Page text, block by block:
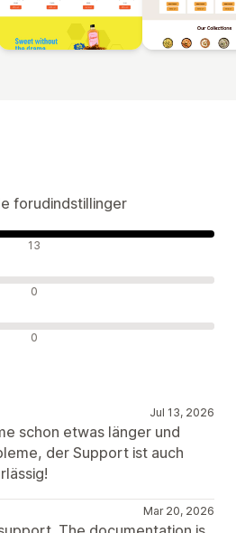
forudindstillinger
13
0
0
Jul 13, 2026
schon etwas länger und
der Support ist auch
Mar 20, 2026